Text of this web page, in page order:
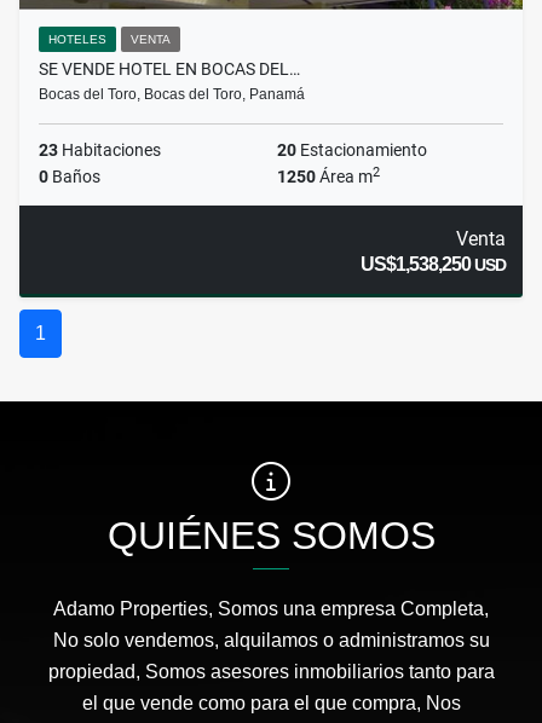
HOTELES VENTA
SE VENDE HOTEL EN BOCAS DEL…
Bocas del Toro, Bocas del Toro, Panamá
23 Habitaciones 20 Estacionamiento
0 Baños 1250Área m2
Venta
US$1,538,250USD
1
QUIÉNES SOMOS
Adamo Properties, Somos una empresa Completa,
No solo vendemos, alquilamos o administramos su
propiedad, Somos asesores inmobiliarios tanto para
el que vende como para el que compra, Nos